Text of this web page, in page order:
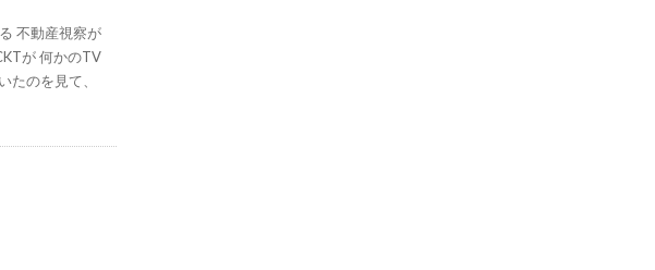
不動産視察が
が 何かのTV
たのを見て、